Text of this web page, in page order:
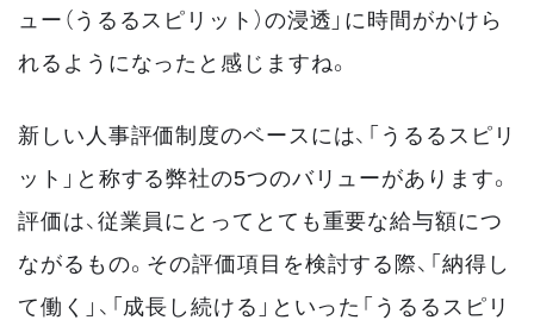
ュー（うるるスピリット）の浸透」に時間がかけら
れるようになったと感じますね。
新しい人事評価制度のベースには、「うるるスピリ
ット」と称する弊社の5つのバリューがあります。
評価は、従業員にとってとても重要な給与額につ
ながるもの。その評価項目を検討する際、「納得し
て働く」、「成長し続ける」といった「うるるスピリ